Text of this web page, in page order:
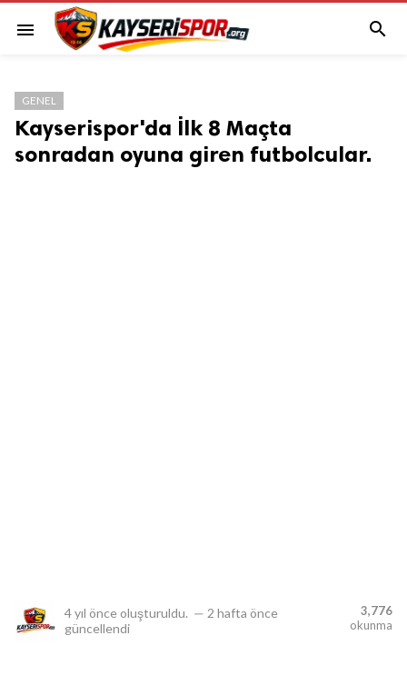
menu 
GENEL
Kayserispor'da İlk 8 Maçta
sonradan oyuna giren futbolcular.
4 yıl önce oluşturuldu. — 2 hafta önce
güncellendi
3,776
okunma